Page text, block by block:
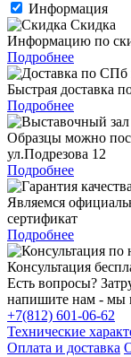
Информация
Скидка
Информацию по
Подробнее
Быстрая доставка
Подробнее
Образцы можно
ул.Подрезова 12
Подробнее
Являемся
сертификат
Подробнее
Консультация
Есть вопросы?
напишите нам - мы
+7(812) 601-06-62
Технические
Оплата и доставка